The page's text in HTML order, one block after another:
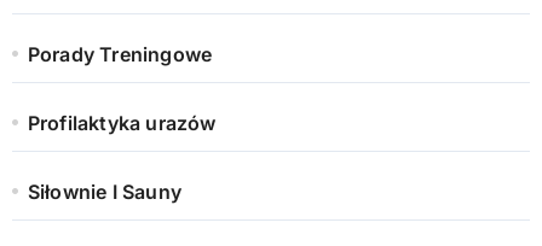
Porady Treningowe
Profilaktyka urazów
Siłownie I Sauny